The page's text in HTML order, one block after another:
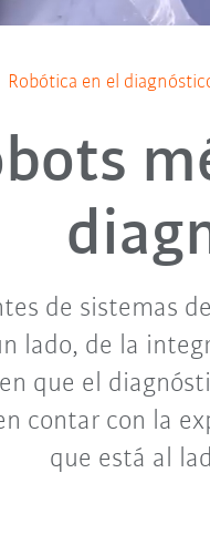
Robótica en el
de sistemas
lado, de la
que el
contar con la
que está al